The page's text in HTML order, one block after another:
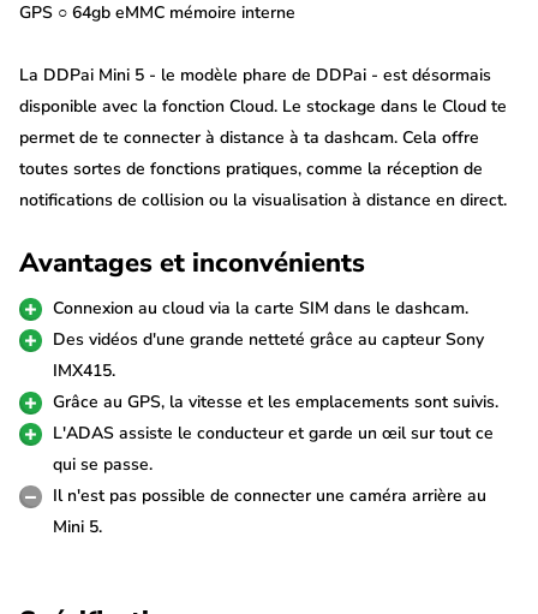
GPS ○ 64gb eMMC mémoire interne
La DDPai Mini 5 - le modèle phare de DDPai - est désormais
disponible avec la fonction Cloud. Le stockage dans le Cloud te
permet de te connecter à distance à ta dashcam. Cela offre
toutes sortes de fonctions pratiques, comme la réception de
notifications de collision ou la visualisation à distance en direct.
fonctionnalités telles que 64gb de stockage interne eMMC, le
Wifi et le GPS.
Remarque
d'alimentation et pas d'alimentation par cigarette. Il doit donc
toujours être connecté à la boîte à fusibles de la voiture ou à
une batterie externe Cobalt.
DDPai Cloud
Avantages et inconvénients
Connexion au cloud via la carte SIM dans le dashcam.
Des vidéos d'une grande netteté grâce au capteur Sony
IMX415.
Grâce au GPS, la vitesse et les emplacements sont suivis.
L'ADAS assiste le conducteur et garde un œil sur tout ce
qui se passe.
Il n'est pas possible de connecter une caméra arrière au
Mini 5.